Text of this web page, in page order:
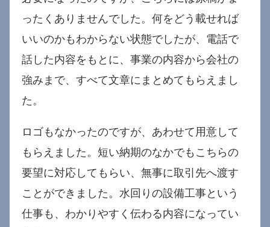
ったくありませんでした。何をどう載せれば
いいのかもわからない状態でしたが、電話で
話した内容をもとに、事業の内容から会社の
強みまで、すべて文章にまとめてもらえまし
た。
ロゴもなかったのですが、あわせて用意して
もらえました。短い納期のなかでもこちらの
要望に対応してもらい、無事に取引先へ渡す
ことができました。水回りの設備工事という
仕事も、わかりやすく伝わる内容になってい